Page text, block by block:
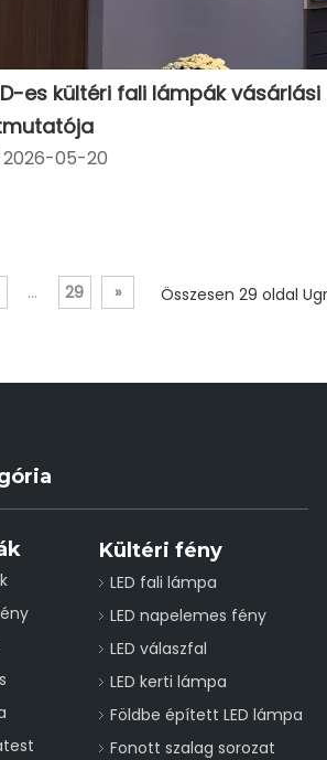
es kültéri fali lámpák vásárlási
05-20
... 29 » Összesen 29 oldal
Kültéri fény
LED fali lámpa
LED napelemes fény
LED válaszfal
LED kerti lámpa
Földbe épített LED lámpa
Fonott szalag sorozat